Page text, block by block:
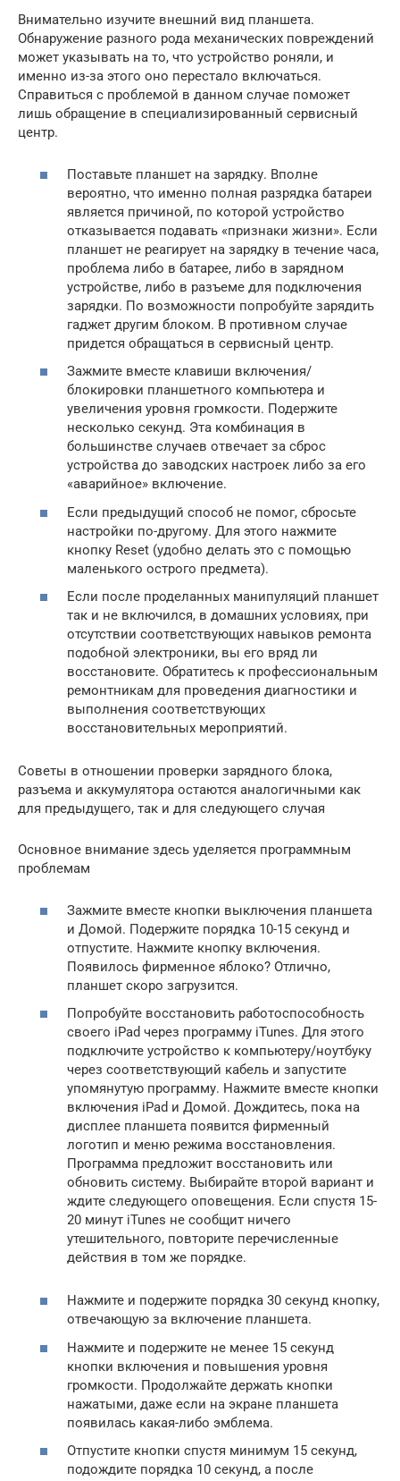
Внимательно изучите внешний вид планшета.
Обнаружение разного рода механических повреждений
может указывать на то, что устройство роняли, и
именно из-за этого оно перестало включаться.
Справиться с проблемой в данном случае поможет
лишь обращение в специализированный сервисный
центр.
Поставьте планшет на зарядку. Вполне
вероятно, что именно полная разрядка батареи
является причиной, по которой устройство
отказывается подавать «признаки жизни». Если
планшет не реагирует на зарядку в течение часа,
проблема либо в батарее, либо в зарядном
устройстве, либо в разъеме для подключения
зарядки. По возможности попробуйте зарядить
гаджет другим блоком. В противном случае
придется обращаться в сервисный центр.
Зажмите вместе клавиши включения/
блокировки планшетного компьютера и
увеличения уровня громкости. Подержите
несколько секунд. Эта комбинация в
большинстве случаев отвечает за сброс
устройства до заводских настроек либо за его
«аварийное» включение.
Если предыдущий способ не помог, сбросьте
настройки по-другому. Для этого нажмите
кнопку Reset (удобно делать это с помощью
маленького острого предмета).
Если после проделанных манипуляций планшет
так и не включился, в домашних условиях, при
отсутствии соответствующих навыков ремонта
подобной электроники, вы его вряд ли
восстановите. Обратитесь к профессиональным
ремонтникам для проведения диагностики и
выполнения соответствующих
восстановительных мероприятий.
Советы в отношении проверки зарядного блока,
разъема и аккумулятора остаются аналогичными как
для предыдущего, так и для следующего случая
Основное внимание здесь уделяется программным
проблемам
Зажмите вместе кнопки выключения планшета
и Домой. Подержите порядка 10-15 секунд и
отпустите. Нажмите кнопку включения.
Появилось фирменное яблоко? Отлично,
планшет скоро загрузится.
Попробуйте восстановить работоспособность
своего iPad через программу iTunes. Для этого
подключите устройство к компьютеру/ноутбуку
через соответствующий кабель и запустите
упомянутую программу. Нажмите вместе кнопки
включения iPad и Домой. Дождитесь, пока на
дисплее планшета появится фирменный
логотип и меню режима восстановления.
Программа предложит восстановить или
обновить систему. Выбирайте второй вариант и
ждите следующего оповещения. Если спустя 15-
20 минут iTunes не сообщит ничего
утешительного, повторите перечисленные
действия в том же порядке.
Нажмите и подержите порядка 30 секунд кнопку,
отвечающую за включение планшета.
Нажмите и подержите не менее 15 секунд
кнопки включения и повышения уровня
громкости. Продолжайте держать кнопки
нажатыми, даже если на экране планшета
появилась какая-либо эмблема.
Отпустите кнопки спустя минимум 15 секунд,
подождите порядка 10 секунд, а после